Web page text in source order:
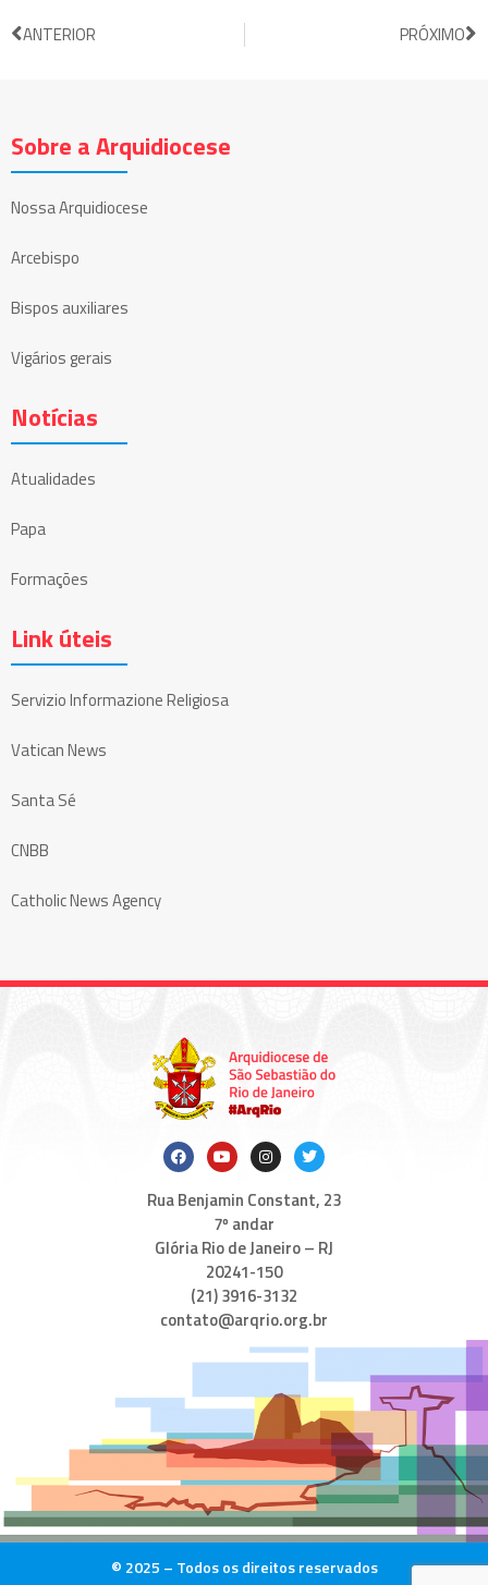
ANTERIOR PRÓXIMO
Sobre a Arquidiocese
Nossa Arquidiocese
Arcebispo
Bispos auxiliares
Vigários gerais
Notícias
Atualidades
Papa
Formações
Link úteis
Servizio Informazione Religiosa
Vatican News
Santa Sé
CNBB
Catholic News Agency
Rua Benjamin Constant, 23
7º andar
Glória Rio de Janeiro – RJ
20241-150
(21) 3916-3132
contato@arqrio.org.br
© 2025 – Todos os direitos reservados